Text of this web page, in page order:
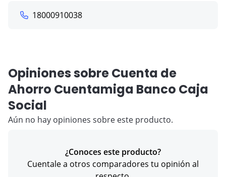
18000910038
Opiniones sobre Cuenta de
Ahorro Cuentamiga Banco Caja
Social
Aún no hay opiniones sobre este producto.
¿Conoces este producto?
Cuentale a otros comparadores tu opinión al